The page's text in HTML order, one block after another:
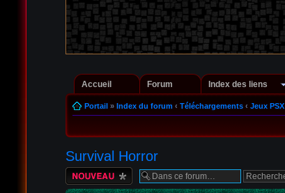
Accueil Forum Index des liens
Portail» Index du forum ‹ Téléchargements ‹ Jeux PSX
Survival Horror
Écrire un nouveau
sujet